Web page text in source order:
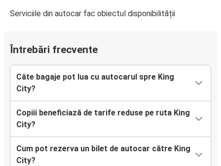
Serviciile din autocar fac obiectul disponibilității
Întrebări frecvente
Câte bagaje pot lua cu autocarul spre King
City?
Copiii beneficiază de tarife reduse pe ruta King
City?
Cum pot rezerva un bilet de autocar către King
City?